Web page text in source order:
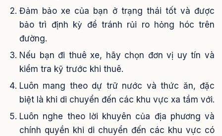
Đảm bảo xe của bạn ở trạng thái tốt và được
bảo trì định kỳ để tránh rủi ro hỏng hóc trên
đường.
Nếu bạn đi thuê xe, hãy chọn đơn vị uy tín và
kiểm tra kỹ trước khi thuê.
Luôn mang theo dự trữ nước và thức ăn, đặc
biệt là khi di chuyển đến các khu vực xa tầm với.
Luôn nghe theo lời khuyên của địa phương và
chính quyền khi di chuyển đến các khu vực có